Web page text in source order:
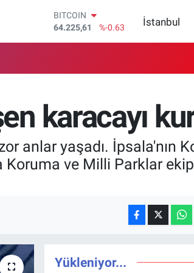
64.225,61
DOLAR
STERLİN
6510.40
%0.45
BİST100
İstanbul
karacayı
anlar yaşadı. İpsala'nın
Koruma ve Milli Parklar
Yükleniyor...